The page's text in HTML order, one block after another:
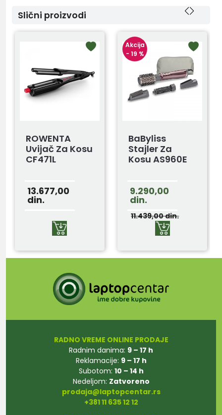
Slični proizvodi
ROWENTA
Uvijač Za Kosu
CF471L
13.677,00
din.
Akcija
- 19 %
BaByliss
Stajler Za
Kosu AS960E
9.290,00
din.
11.439,00din.
RADNO VREME ONLINE PRODAJE
Radnim danima: 9 – 17 h
Reklamacije: 9 – 17 h
Subotom: 10 – 14 h
Nedeljom: Zatvoreno
prodaja@laptopcentar.rs
+381 11 635 12 12